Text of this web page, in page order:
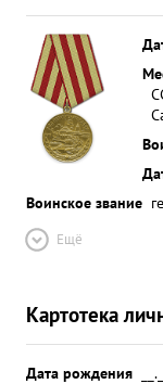
Воинское звание
Ещё
Картотека
Дата рождения